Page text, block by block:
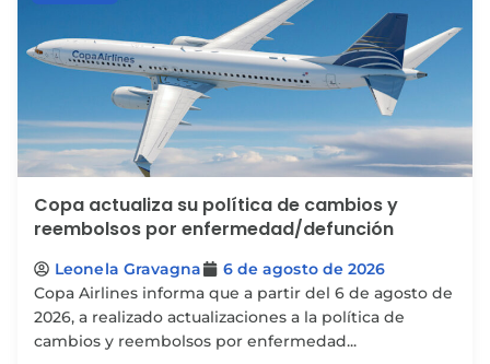
Copa actualiza su política de cambios y
reembolsos por enfermedad/defunción
Leonela Gravagna
6 de agosto de 2026
Copa Airlines informa que a partir del 6 de agosto de
2026, a realizado actualizaciones a la política de
cambios y reembolsos por enfermedad...